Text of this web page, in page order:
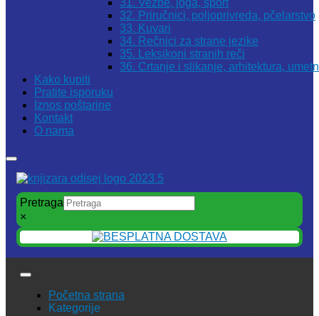
31. Vežbe, joga, sport
32. Priručnici, poljoprivreda, pčelarstvo
33. Kuvari
34. Rečnici za strane jezike
35. Leksikoni stranih reči
36. Crtanje i slikanje, arhitektura,
Kako kupiti
Pratite isporuku
Iznos poštarine
Kontakt
O nama
Pretraga
×
Početna strana
Kategorije